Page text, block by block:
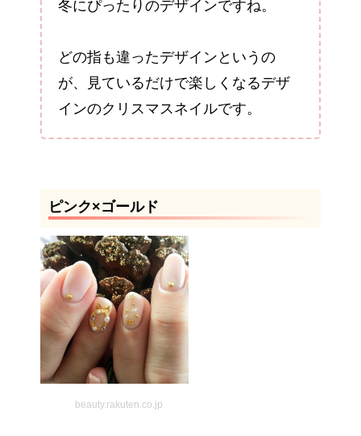
冬にぴったりのデザインですね。
どの指も違ったデザインというの
が、見ているだけで楽しくなるデザ
インのクリスマスネイルです。
ピンク×ゴールド
beauty.rakuten.co.jp